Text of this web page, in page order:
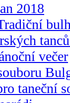
2018
večer
taneční